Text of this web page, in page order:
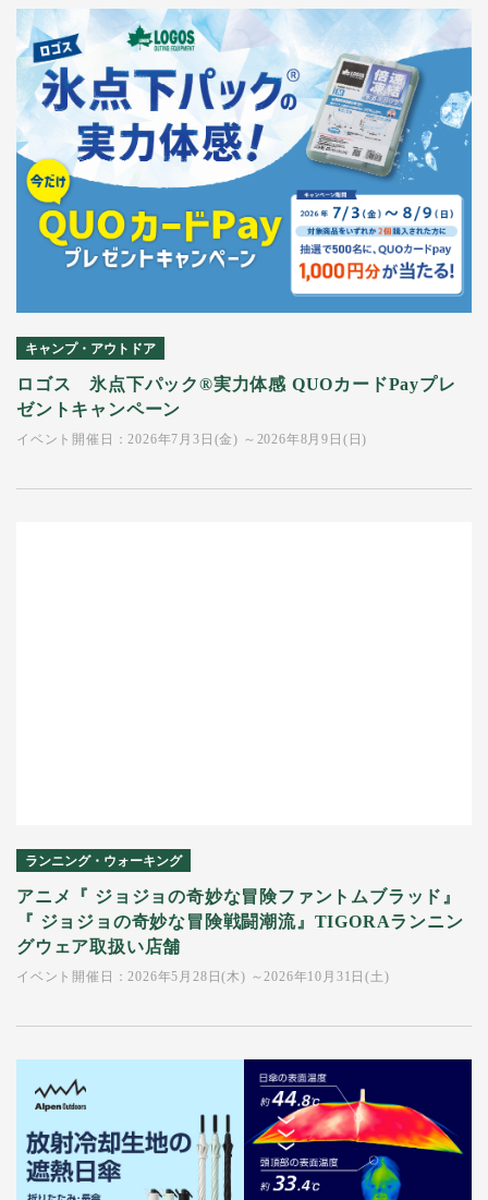
キャンプ・アウトドア
ロゴス 氷点下パック®実力体感 QUOカードPayプレ
ゼントキャンペーン
イベント開催日：2026年7月3日(金) ～2026年8月9日(日)
ランニング・ウォーキング
アニメ『 ジョジョの奇妙な冒険ファントムブラッド』
『 ジョジョの奇妙な冒険戦闘潮流』TIGORAランニン
グウェア取扱い店舗
イベント開催日：2026年5月28日(木) ～2026年10月31日(土)